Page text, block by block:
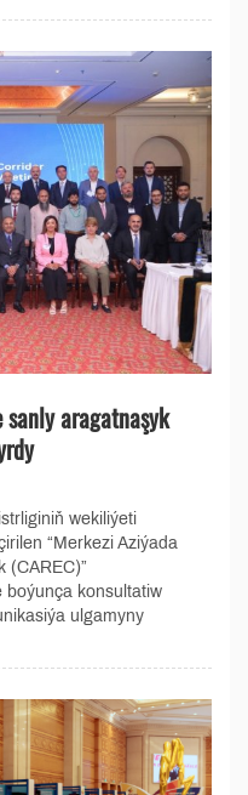
sanly aragatnaşyk
wekiliýeti
“Merkezi Aziýada
(CAREC)”
boýunça konsultatiw
ulgamyny